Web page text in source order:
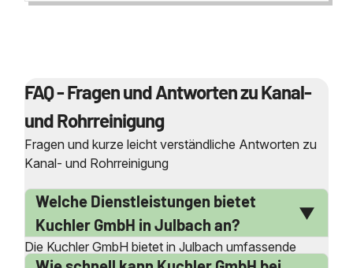
FAQ - Fragen und Antworten zu Kanal-
und Rohrreinigung
Fragen und kurze leicht verständliche Antworten zu
Kanal- und Rohrreinigung
Welche Dienstleistungen bietet
Kuchler GmbH in Julbach an?
Die Kuchler GmbH bietet in Julbach umfassende